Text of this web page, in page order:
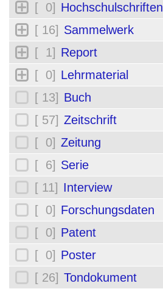
[ 0] Hochschulschriften
[ 16] Sammelwerk
[ 1] Report
[ 0] Lehrmaterial
[ 13] Buch
[ 57] Zeitschrift
[ 0] Zeitung
[ 6] Serie
[ 11] Interview
[ 0] Forschungsdaten
[ 0] Patent
[ 0] Poster
[ 26] Tondokument